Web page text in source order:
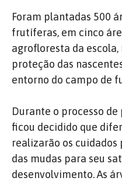
Foram plantadas 500
frutíferas, em cinco
agrofloresta da escola,
proteção das
entorno do campo de
Durante o processo
ficou decidido que
realizarão os
das mudas para seu
desenvolvimento. As